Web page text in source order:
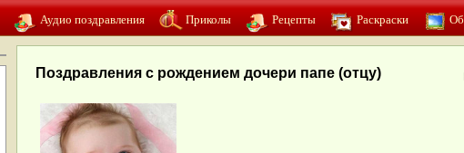
Аудио поздравления Приколы Рецепты Раскраски
Поздравления с рождением дочери папе (отцу)